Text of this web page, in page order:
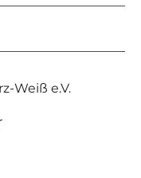
Weiß e.V.